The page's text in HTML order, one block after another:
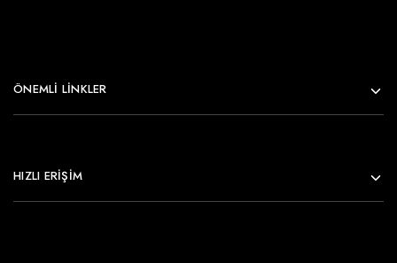
ÖNEMLI LINKLER
HIZLI ERİŞİM